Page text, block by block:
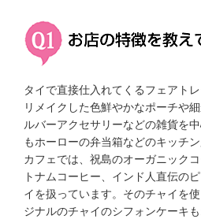
タイで直接仕入れてくるフェアト
リメイクした色鮮やかなポーチや
ルバーアクセサリーなどの雑貨を
もホーローの弁当箱などのキッチ
カフェでは、祝島のオーガニック
トナムコーヒー、インド人直伝の
イを扱っています。そのチャイを
ジナルのチャイのシフォンケーキも